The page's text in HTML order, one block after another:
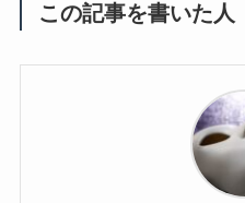
この記事を書いた人